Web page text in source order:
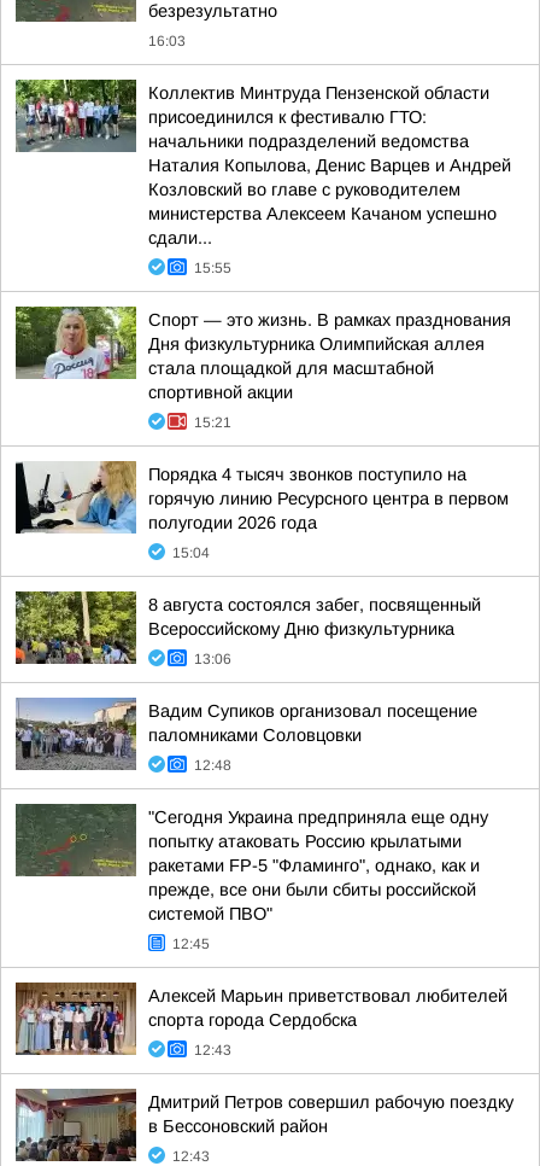
безрезультатно
16:03
Коллектив Минтруда Пензенской области
присоединился к фестивалю ГТО:
начальники подразделений ведомства
Наталия Копылова, Денис Варцев и Андрей
Козловский во главе с руководителем
министерства Алексеем Качаном успешно
сдали...
15:55
Спорт — это жизнь. В рамках празднования
Дня физкультурника Олимпийская аллея
стала площадкой для масштабной
спортивной акции
15:21
Порядка 4 тысяч звонков поступило на
горячую линию Ресурсного центра в первом
полугодии 2026 года
15:04
8 августа состоялся забег, посвященный
Всероссийскому Дню физкультурника
13:06
Вадим Супиков организовал посещение
паломниками Соловцовки
12:48
"Сегодня Украина предприняла еще одну
попытку атаковать Россию крылатыми
ракетами FP-5 "Фламинго", однако, как и
прежде, все они были сбиты российской
системой ПВО"
12:45
Алексей Марьин приветствовал любителей
спорта города Сердобска
12:43
Дмитрий Петров совершил рабочую поездку
в Бессоновский район
12:43